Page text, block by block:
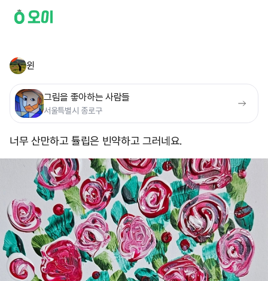
윈
그림을 좋아하는 사람들
서울특별시 종로구
너무 산만하고 튤립은 빈약하고 그러네요.